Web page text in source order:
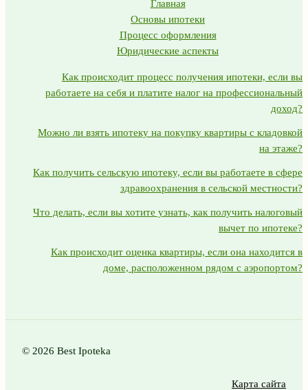
Главная
Основы ипотеки
Процесс оформления
Юридические аспекты
Как происходит процесс получения ипотеки, если вы
работаете на себя и платите налог на профессиональный
доход?
Можно ли взять ипотеку на покупку квартиры с кладовкой
на этаже?
Как получить сельскую ипотеку, если вы работаете в сфере
здравоохранения в сельской местности?
Что делать, если вы хотите узнать, как получить налоговый
вычет по ипотеке?
Как происходит оценка квартиры, если она находится в
доме, расположенном рядом с аэропортом?
© 2026 Best Ipoteka
Карта сайта